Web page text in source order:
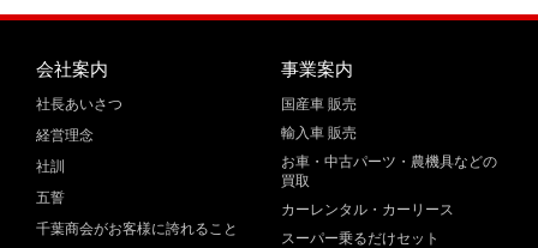
会社案内
社長あいさつ
経営理念
社訓
五誓
千葉商会がお客様に誇れること
事業案内
国産車 販売
輸入車 販売
お車・中古パーツ・農機具などの
買取
カーレンタル・カーリース
スーパー乗るだけセット